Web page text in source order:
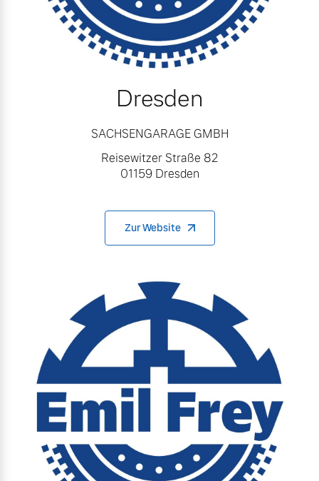
Dresden
SACHSENGARAGE GMBH
Reisewitzer Straße 82
01159 Dresden
Zur Website